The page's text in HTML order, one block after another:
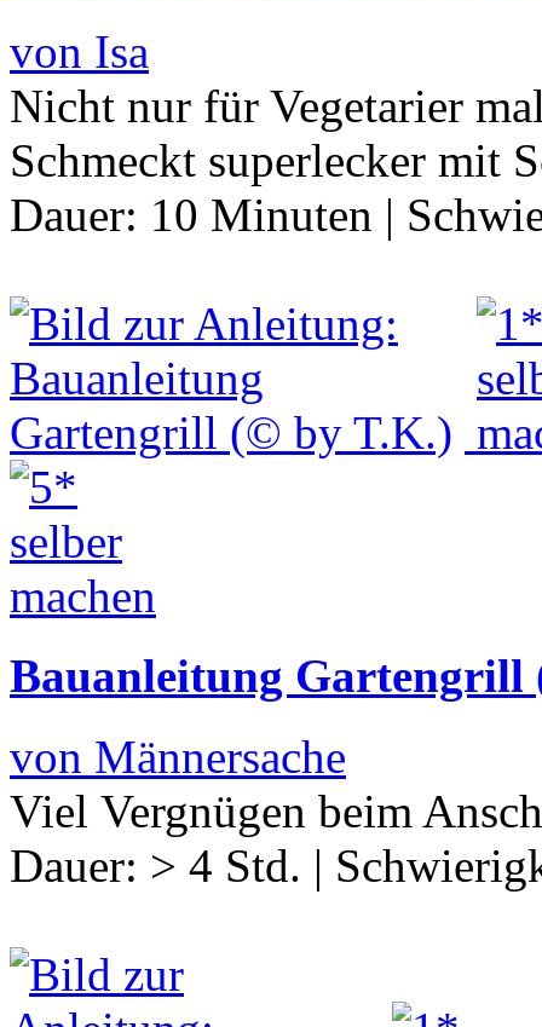
von Isa
Nicht nur für Vegetarier
Schmeckt superlecker mit
Dauer: 10 Minuten |
Bauanleitung Gartengrill
von Männersache
Viel Vergnügen beim
Dauer: > 4 Std. |